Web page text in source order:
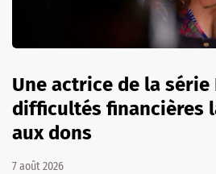
Une actrice de la série
difficultés financières
aux dons
7 août 2026